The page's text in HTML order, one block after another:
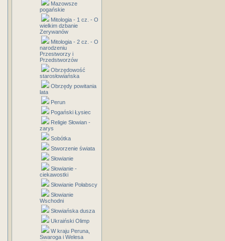
Mazowsze
pogańskie
Mitologia - 1 cz. - O
wielkim dzbanie
Zerywanów
Mitologia - 2 cz. - O
narodzeniu
Przestworzy i
Przedstworzów
Obrzędowość
starosłowiańska
Obrzędy powitania
lata
Perun
Pogański Łysiec
Religie Słowian -
zarys
Sobótka
Stworzenie świata
Słowianie
Słowianie -
ciekawostki
Słowianie Połabscy
Słowianie
Wschodni
Słowiańska dusza
Ukraiński Olimp
W kraju Peruna,
Swaroga i Welesa